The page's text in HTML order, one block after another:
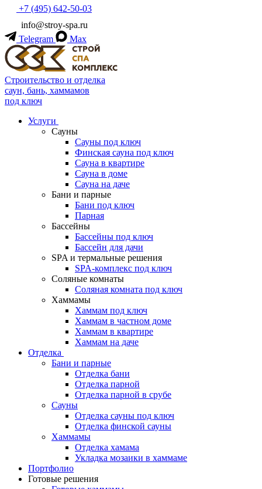
+7 (495) 642-50-03
info@stroy-spa.ru
Telegram
Max
Строительство и отделка
саун, бань, хаммамов
под ключ
Услуги
Сауны
Сауны под ключ
Финская сауна под ключ
Сауна в квартире
Сауна в доме
Сауна на даче
Бани и парные
Бани под ключ
Парная
Бассейны
Бассейны под ключ
Бассейн для дачи
SPA и термальные решения
SPA-комплекс под ключ
Соляные комнаты
Соляная комната под ключ
Хаммамы
Хаммам под ключ
Хаммам в частном доме
Хаммам в квартире
Хаммам на даче
Отделка
Бани и парные
Отделка бани
Отделка парной
Отделка парной в срубе
Сауны
Отделка сауны под ключ
Отделка финской сауны
Хаммамы
Отделка хамама
Укладка мозаики в хаммаме
Портфолио
Готовые решения